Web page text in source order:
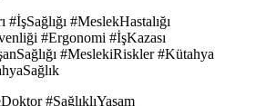
#İşSağlığı #MeslekHastalığı
#Ergonomi #İşKazası
#MeslekiRiskler #Kütahya
#SağlıklıYaşam